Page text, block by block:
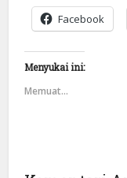
Facebook
Menyukai ini:
Memuat...